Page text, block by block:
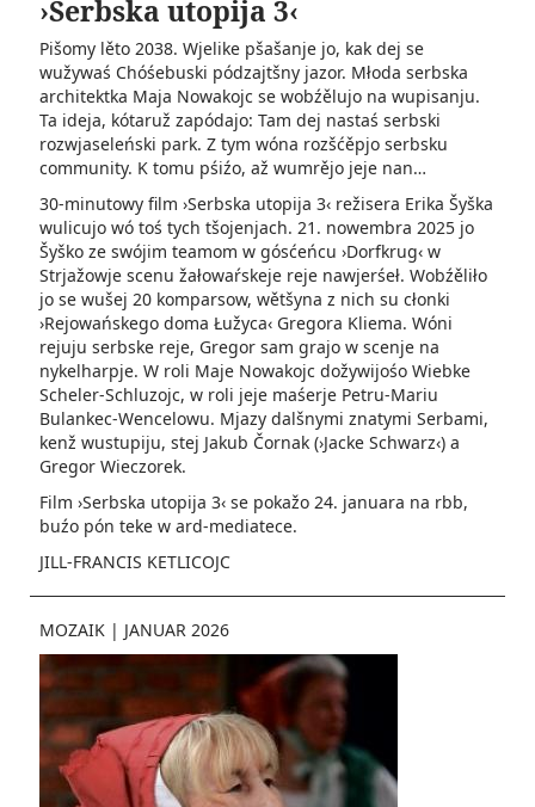
›Serbska utopija 3‹
Pišomy lěto 2038. Wjelike pšašanje jo, kak dej se
wužywaś Chóśebuski pódzajtšny jazor. Młoda serbska
architektka Maja Nowakojc se wobźělujo na wupisanju.
Ta ideja, kótaruž zapódajo: Tam dej nastaś serbski
rozwjaseleński park. Z tym wóna rozšćěpjo serbsku
community. K tomu pśiźo, až wumrějo jeje nan…
30-minutowy film ›Serbska utopija 3‹ režisera Erika Šyška
wulicujo wó toś tych tšojenjach. 21. nowembra 2025 jo
Šyško ze swójim teamom w gósćeńcu ›Dorfkrug‹ w
Strjažowje scenu žałowaŕskeje reje nawjerśeł. Wobźěliło
jo se wušej 20 komparsow, wětšyna z nich su cłonki
›Rejowańskego doma Łužyca‹ Gregora Kliema. Wóni
rejuju serbske reje, Gregor sam grajo w scenje na
nykelharpje. W roli Maje Nowakojc dožywijośo Wiebke
Scheler-Schluzojc, w roli jeje maśerje Petru-Mariu
Bulankec-Wencelowu. Mjazy dalšnymi znatymi Serbami,
kenž wustupiju, stej Jakub Čornak (›Jacke Schwarz‹) a
Gregor Wieczorek.
Film ›Serbska utopija 3‹ se pokažo 24. januara na rbb,
buźo pón teke w ard-mediatece.
JILL-FRANCIS KETLICOJC
MOZAIK | JANUAR 2026